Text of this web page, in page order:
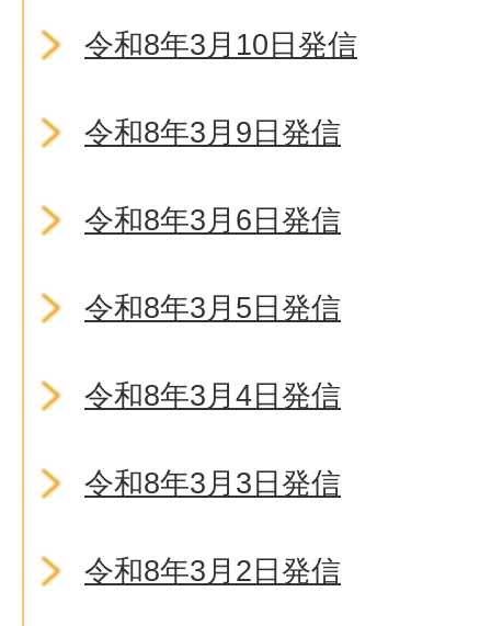
令和8年3月10日発信
令和8年3月9日発信
令和8年3月6日発信
令和8年3月5日発信
令和8年3月4日発信
令和8年3月3日発信
令和8年3月2日発信